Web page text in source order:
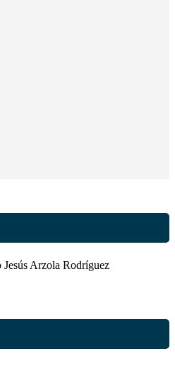
en Tampico, Tamaulipas.
Jesús Arzola Rodríguez